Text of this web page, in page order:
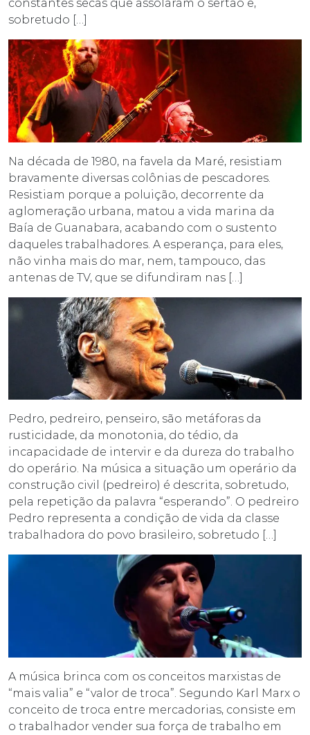
constantes secas que assolaram o sertão e,
sobretudo […]
Na década de 1980, na favela da Maré, resistiam
bravamente diversas colônias de pescadores.
Resistiam porque a poluição, decorrente da
aglomeração urbana, matou a vida marina da
Baía de Guanabara, acabando com o sustento
daqueles trabalhadores. A esperança, para eles,
não vinha mais do mar, nem, tampouco, das
antenas de TV, que se difundiram nas […]
Pedro, pedreiro, penseiro, são metáforas da
rusticidade, da monotonia, do tédio, da
incapacidade de intervir e da dureza do trabalho
do operário. Na música a situação um operário da
construção civil (pedreiro) é descrita, sobretudo,
pela repetição da palavra “esperando”. O pedreiro
Pedro representa a condição de vida da classe
trabalhadora do povo brasileiro, sobretudo […]
A música brinca com os conceitos marxistas de
“mais valia” e “valor de troca”. Segundo Karl Marx o
conceito de troca entre mercadorias, consiste em
o trabalhador vender sua força de trabalho em